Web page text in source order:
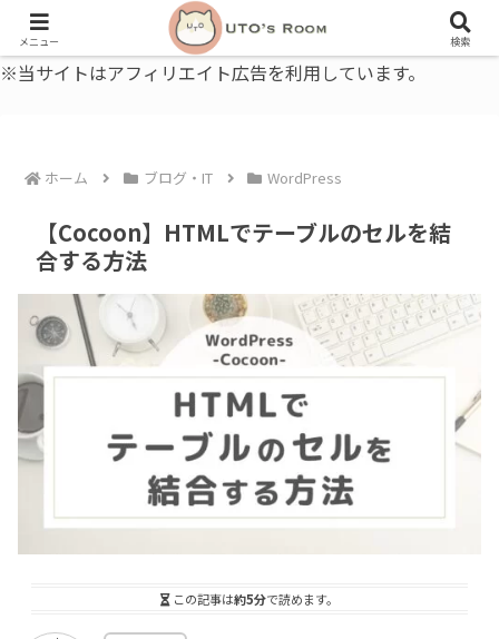
うとの部屋｜毎日に、ちょっと役立つ色と暮らし、健康のこと。
※当サイトはアフィリエイト広告を利用しています。
ホーム ブログ・IT WordPress
【Cocoon】HTMLでテーブルのセルを結
合する方法
この記事は約5分で読めます。
メニュー 検索